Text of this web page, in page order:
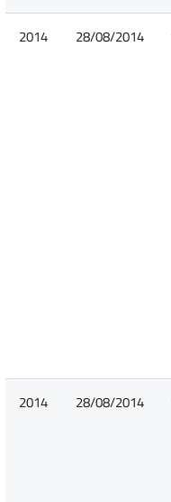
2014 28/08/2014
2014 28/08/2014